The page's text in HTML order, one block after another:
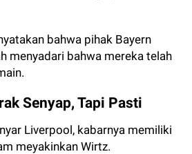
bahwa pihak Bayern
menyadari bahwa mereka telah
Senyap, Tapi Pasti
Liverpool, kabarnya memiliki
meyakinkan Wirtz.